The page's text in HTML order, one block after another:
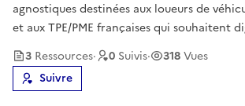
agnostiques destinées aux loueurs de
et aux TPE/PME françaises qui souhaitent
activité, de la réservation à la
guide de numérisation pas à pas
locatio
3 Ressources· 0 Suivis· 318Vues
Suivre